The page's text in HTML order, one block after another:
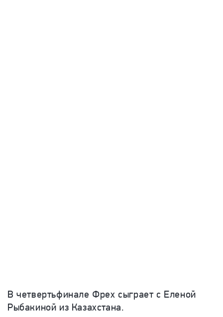
В четвертьфинале Фрех сыграет с Еленой
Рыбакиной из Казахстана.